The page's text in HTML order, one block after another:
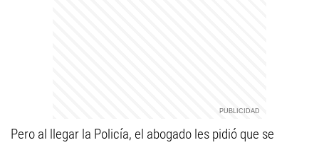
Pero al llegar la Policía, el abogado les pidió que se